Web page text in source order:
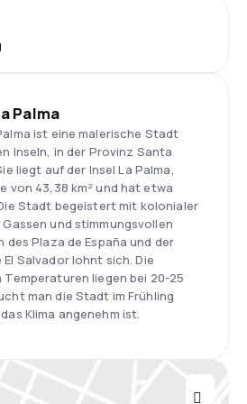
Palma
ist eine malerische Stadt
Inseln, in der Provinz Santa
liegt auf der Insel La Palma,
von 43,38 km² und hat etwa
Stadt begeistert mit kolonialer
und stimmungsvollen
des Plaza de España und der
Salvador lohnt sich. Die
liegen bei 20-25
man die Stadt im Frühling
Klima angenehm ist.